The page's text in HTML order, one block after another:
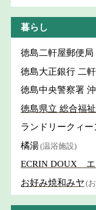
暮らし
徳島二軒屋郵便局
徳島大正銀行 二
徳島中央警察署
徳島県立 総合福
ランドリークィ
橘湯(温浴施設)
ECRIN DOUX エ
お好み焼和みヤ (